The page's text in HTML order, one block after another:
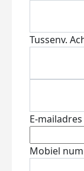
Tussenv.
E-
Mobiel